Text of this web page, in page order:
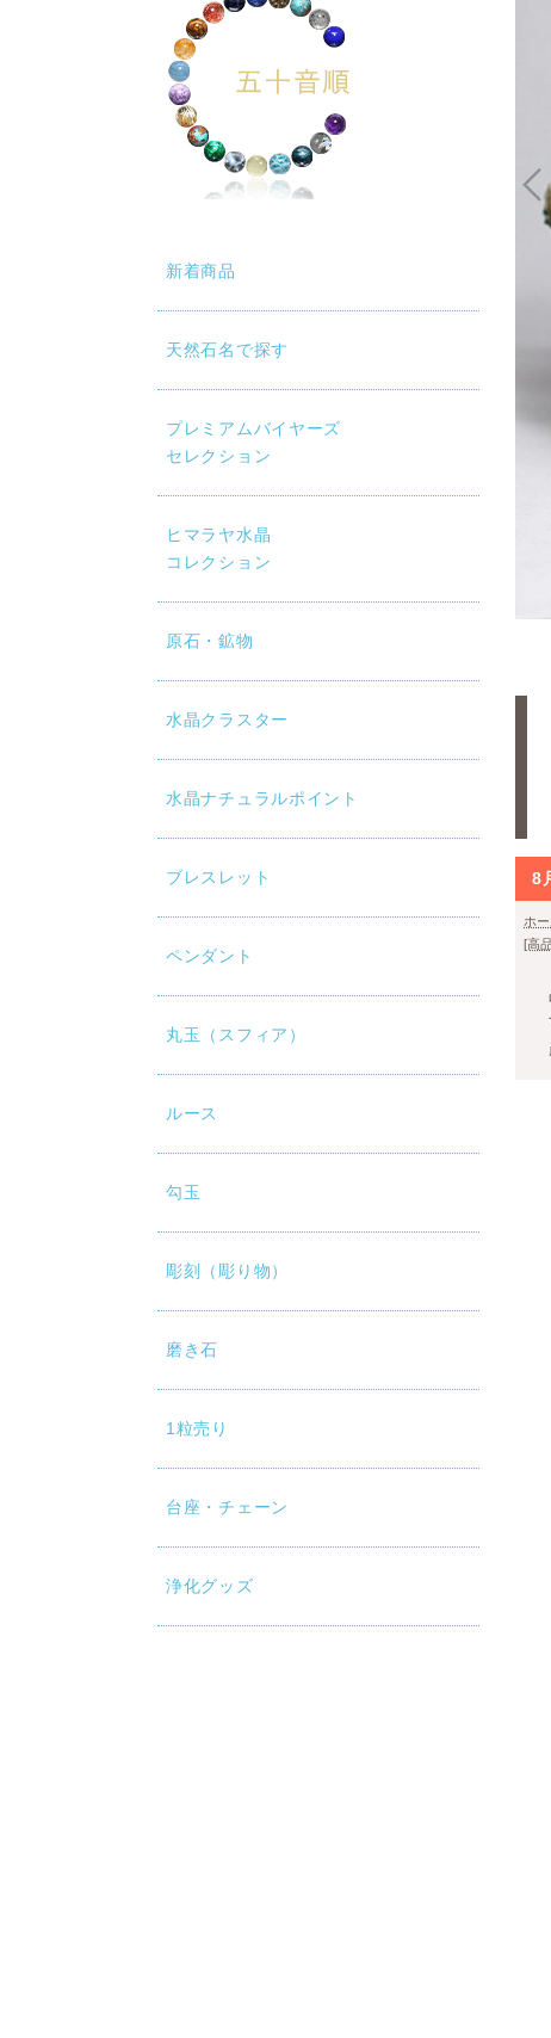
新着商品
天然石名で探す
プレミアムバイヤーズ
セレクション
ヒマラヤ水晶
コレクション
原石・鉱物
水晶クラスター
水晶ナチュラルポイント
ブレスレット
ペンダント
丸玉（スフィア）
ルース
勾玉
彫刻（彫り物）
磨き石
1粒売り
台座・チェーン
浄化グッズ
8
ホ
[高